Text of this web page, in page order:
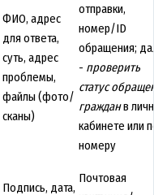
ФИО, адрес
для ответа,
суть, адрес
проблемы,
файлы (фото/
сканы)
отправки,
номер/ID
обращения;
- проверить
статус
гражданв
кабинете или
номеру
Подпись, дата,
Почтовая